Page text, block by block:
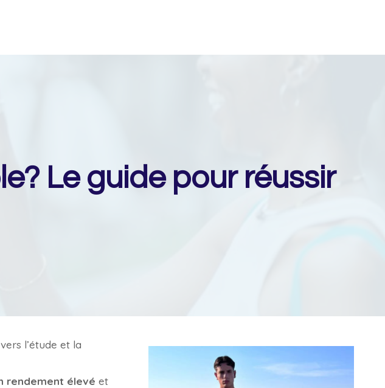
Le guide pour réussir
vers l’étude et la
rendement élevé et